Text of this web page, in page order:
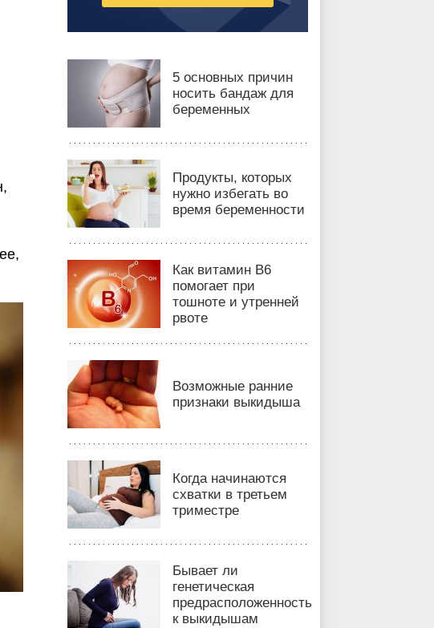
5 основных причин
носить бандаж для
беременных
Продукты, которых
нужно избегать во
время беременности
Как витамин B6
помогает при
тошноте и утренней
рвоте
Возможные ранние
признаки выкидыша
Когда начинаются
схватки в третьем
триместре
Бывает ли
генетическая
предрасположенность
к выкидышам